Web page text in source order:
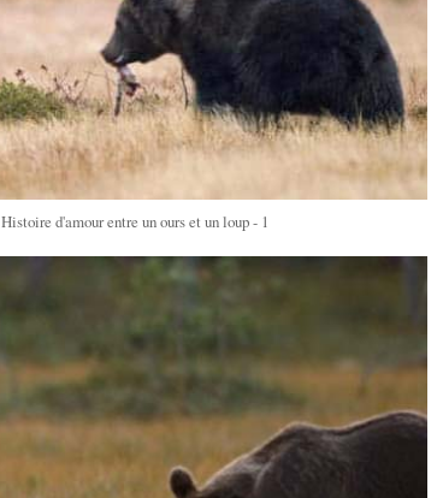
Histoire d'amour entre un ours et un loup - 1